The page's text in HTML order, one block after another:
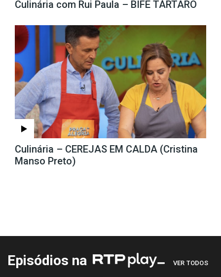
Culinária com Rui Paula – BIFE TÁRTARO
Culinária – CEREJAS EM CALDA (Cristina
Manso Preto)
Episódios na VER TODOS